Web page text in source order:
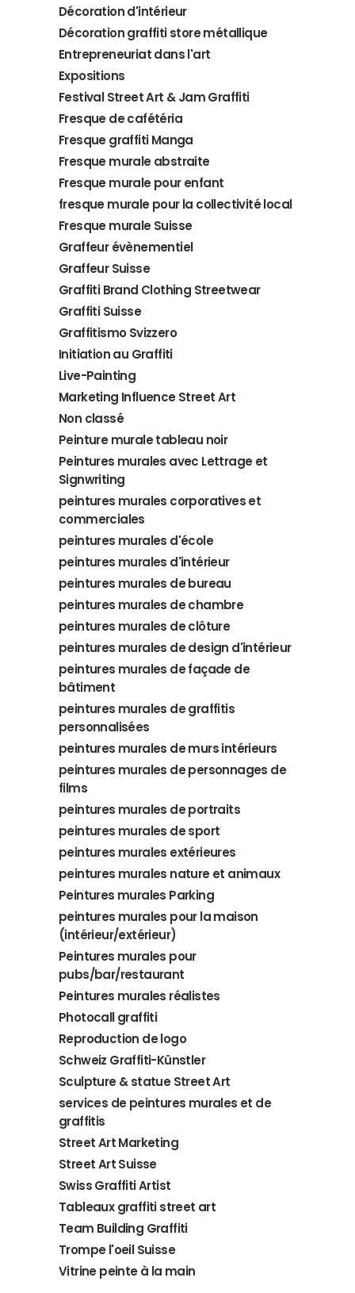
Décoration d'intérieur
Décoration graffiti store métallique
Entrepreneuriat dans l'art
Expositions
Festival Street Art & Jam Graffiti
Fresque de cafétéria
Fresque graffiti Manga
Fresque murale abstraite
Fresque murale pour enfant
fresque murale pour la collectivité local
Fresque murale Suisse
Graffeur évènementiel
Graffeur Suisse
Graffiti Brand Clothing Streetwear
Graffiti Suisse
Graffitismo Svizzero
Initiation au Graffiti
Live-Painting
Marketing Influence Street Art
Non classé
Peinture murale tableau noir
Peintures murales avec Lettrage et
Signwriting
peintures murales corporatives et
commerciales
peintures murales d'école
peintures murales d'intérieur
peintures murales de bureau
peintures murales de chambre
peintures murales de clôture
peintures murales de design d'intérieur
peintures murales de façade de
bâtiment
peintures murales de graffitis
personnalisées
peintures murales de murs intérieurs
peintures murales de personnages de
films
peintures murales de portraits
peintures murales de sport
peintures murales extérieures
peintures murales nature et animaux
Peintures murales Parking
peintures murales pour la maison
(intérieur/extérieur)
Peintures murales pour
pubs/bar/restaurant
Peintures murales réalistes
Photocall graffiti
Reproduction de logo
Schweiz Graffiti-Künstler
Sculpture & statue Street Art
services de peintures murales et de
graffitis
Street Art Marketing
Street Art Suisse
Swiss Graffiti Artist
Tableaux graffiti street art
Team Building Graffiti
Trompe l'oeil Suisse
Vitrine peinte à la main